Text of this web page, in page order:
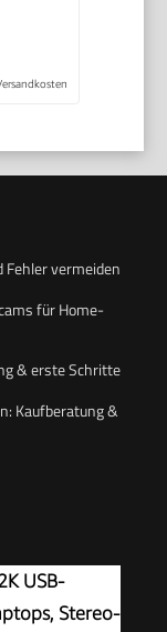
Fehler vermeiden
für Home-
& erste Schritte
Kaufberatung &
USB-
Stereo-